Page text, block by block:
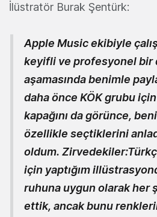
İlüstratör Burak Şentürk:
Apple Music ekibiyle
keyifli ve profesyonel bir
aşamasında benimle
daha önce KÖK grubu
kapağını da görünce,
özellikle seçtiklerini
oldum.
için yaptığım
ruhuna uygun olarak her
ettik, ancak bunu